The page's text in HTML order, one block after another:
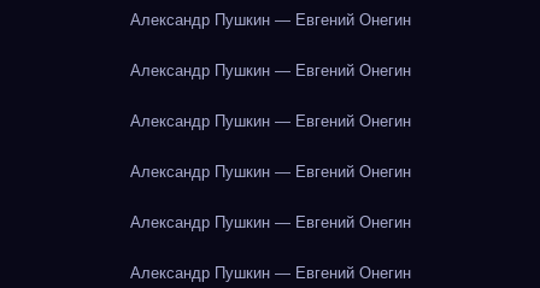
Александр Пушкин — Евгений Онегин
Александр Пушкин — Евгений Онегин
Александр Пушкин — Евгений Онегин
Александр Пушкин — Евгений Онегин
Александр Пушкин — Евгений Онегин
Александр Пушкин — Евгений Онегин